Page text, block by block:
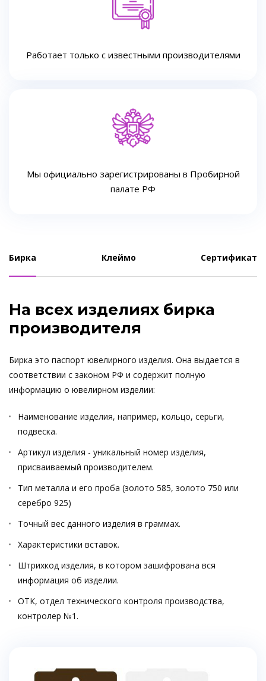
Работает только с известными производителями
Мы официально зарегистрированы в Пробирной
палате РФ
Бирка Клеймо Сертификат
На всех изделиях бирка
производителя
Бирка это паспорт ювелирного изделия. Она выдается в
соответствии с законом РФ и содержит полную
информацию о ювелирном изделии:
Наименование изделия, например, кольцо, серьги,
подвеска.
Артикул изделия - уникальный номер изделия,
присваиваемый производителем.
Тип металла и его проба (золото 585, золото 750 или
серебро 925)
Точный вес данного изделия в граммах.
Характеристики вставок.
Штрихкод изделия, в котором зашифрована вся
информация об изделии.
ОТК, отдел технического контроля производства,
контролер №1.